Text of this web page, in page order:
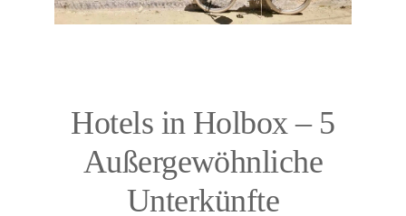
Hotels in Holbox – 5
Außergewöhnliche
Unterkünfte